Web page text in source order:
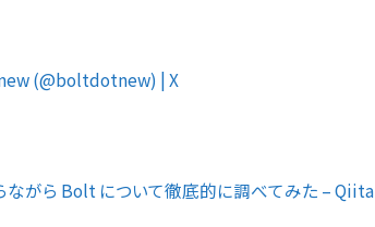
(@boltdotnew) | X
ながら Bolt について徹底的に調べてみた – Qiita